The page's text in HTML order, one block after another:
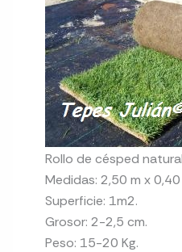
Rollo de césped
Medidas: 2,50 m x 0,40
Superficie: 1m2.
Grosor: 2-2,5 cm.
Peso: 15-20 Kg.